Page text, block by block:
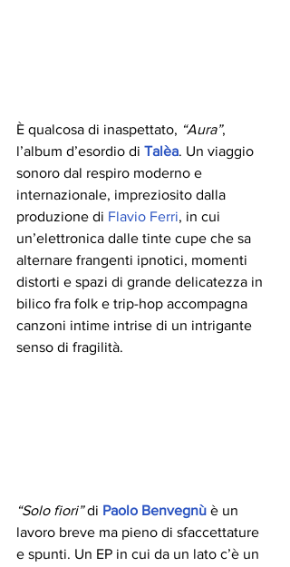
È qualcosa di inaspettato, “Aura”,
l’album d’esordio di Talèa. Un viaggio
sonoro dal respiro moderno e
internazionale, impreziosito dalla
produzione di Flavio Ferri, in cui
un’elettronica dalle tinte cupe che sa
alternare frangenti ipnotici, momenti
distorti e spazi di grande delicatezza in
bilico fra folk e trip-hop accompagna
canzoni intime intrise di un intrigante
senso di fragilità.
“Solo fiori” di Paolo Benvegnù è un
lavoro breve ma pieno di sfaccettature
e spunti. Un EP in cui da un lato c’è un